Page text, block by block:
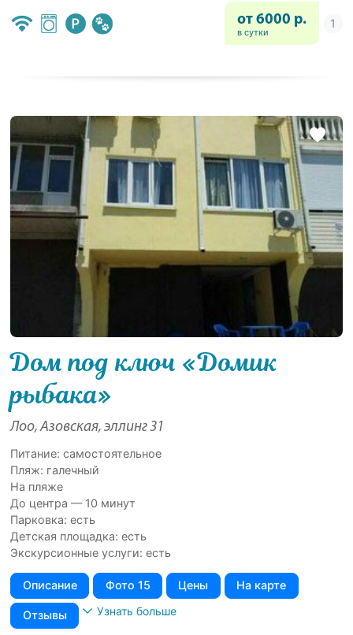
от 6000 р.
в сутки
Дом под ключ «Домик
рыбака»
Лоо, Азовская, эллинг 31
Питание: самостоятельное
Пляж: галечный
На пляже
До центра — 10 минут
Парковка: есть
Детская площадка: есть
Экскурсионные услуги: есть
Описание Фото 15 Цены На карте
Отзывы Узнать больше